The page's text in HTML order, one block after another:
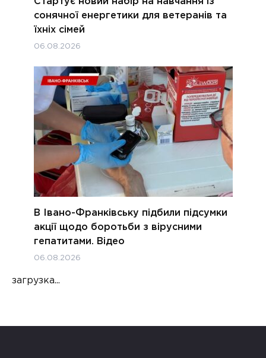
сонячної енергетики для ветеранів та
їхніх сімей
06.08.2026
В Івано-Франківську підбили підсумки
акції щодо боротьби з вірусними
гепатитами. Відео
06.08.2026
загрузка...